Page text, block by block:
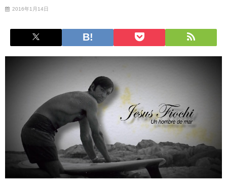
2016年1月14日